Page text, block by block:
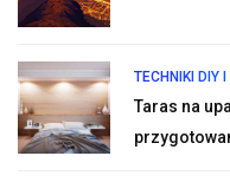
TECHNIKI DIY
Taras na